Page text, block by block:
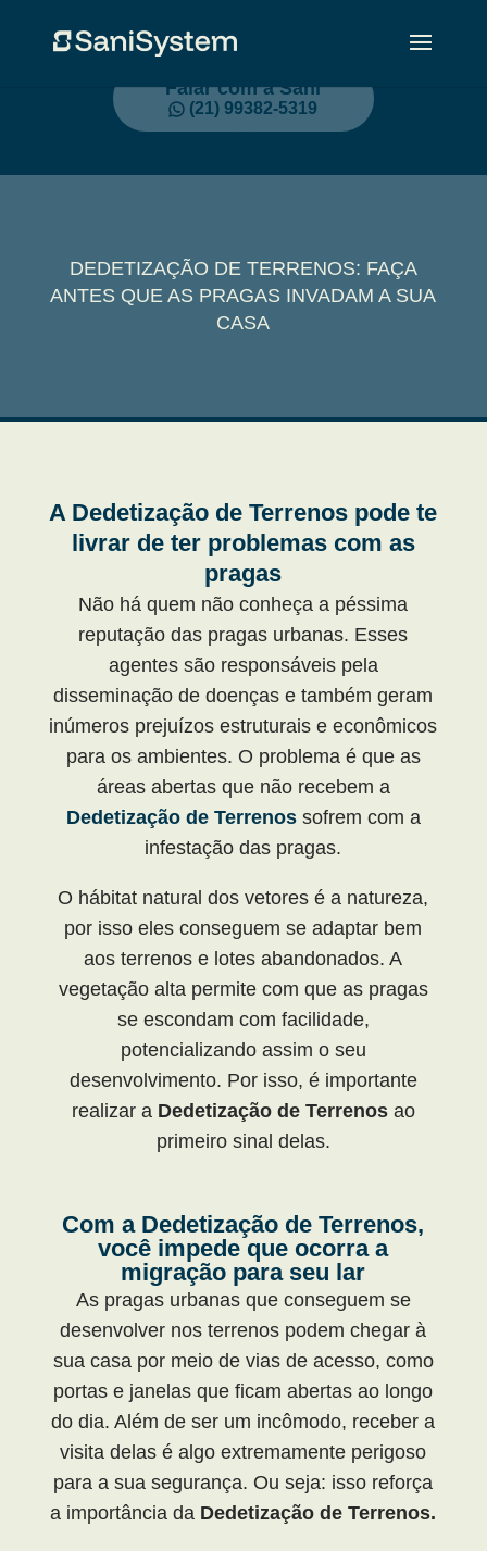
Falar com a Sani
(21) 99382-5319
DEDETIZAÇÃO DE TERRENOS: FAÇA
ANTES QUE AS PRAGAS INVADAM A SUA
CASA
A Dedetização de Terrenos pode te
livrar de ter problemas com as
pragas
Não há quem não conheça a péssima
reputação das pragas urbanas. Esses
agentes são responsáveis pela
disseminação de doenças e também geram
inúmeros prejuízos estruturais e econômicos
para os ambientes. O problema é que as
áreas abertas que não recebem a
Dedetização de Terrenossofrem com a
infestação das pragas.
O hábitat natural dos vetores é a natureza,
por isso eles conseguem se adaptar bem
aos terrenos e lotes abandonados. A
vegetação alta permite com que as pragas
se escondam com facilidade,
potencializando assim o seu
desenvolvimento. Por isso, é importante
realizar a Dedetização de Terrenosao
primeiro sinal delas.
Com a Dedetização de Terrenos,
você impede que ocorra a
migração para seu lar
As pragas urbanas que conseguem se
desenvolver nos terrenos podem chegar à
sua casa por meio de vias de acesso, como
portas e janelas que ficam abertas ao longo
do dia. Além de ser um incômodo, receber a
visita delas é algo extremamente perigoso
para a sua segurança. Ou seja: isso reforça
a importância da Dedetização de Terrenos.